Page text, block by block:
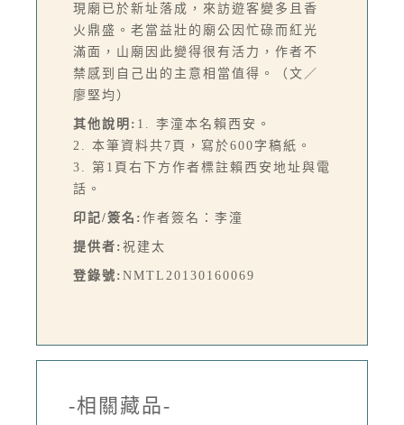
現廟已於新址落成，來訪遊客變多且香
火鼎盛。老當益壯的廟公因忙碌而紅光
滿面，山廟因此變得很有活力，作者不
禁感到自己出的主意相當值得。（文／
廖堅均）
其他說明: 1. 李潼本名賴西安。
2. 本筆資料共7頁，寫於600字稿紙。
3. 第1頁右下方作者標註賴西安地址與電
話。
印記/簽名: 作者簽名：李潼
提供者: 祝建太
登錄號: NMTL20130160069
-相關藏品-